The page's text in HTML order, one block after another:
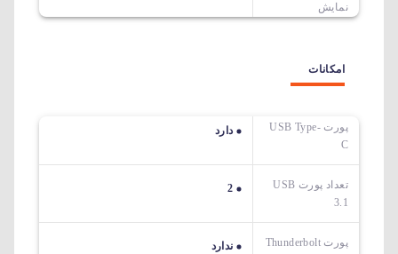
نمایش
امکانات
پورت USB Type-
C
دارد
تعداد پورت USB
3.1
2
پورت Thunderbolt ندارد